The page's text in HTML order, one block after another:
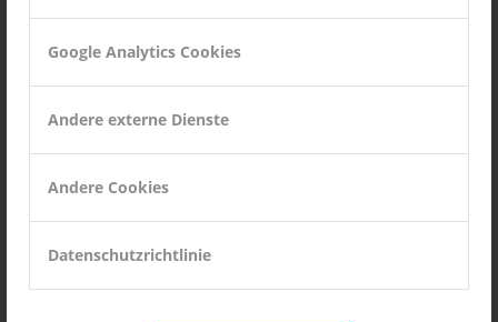
Google Analytics Cookies
Andere externe Dienste
Andere Cookies
Datenschutzrichtlinie